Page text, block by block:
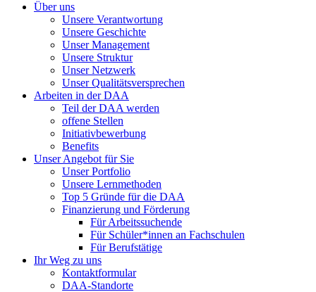
Über uns
Unsere Verantwortung
Unsere Geschichte
Unser Management
Unsere Struktur
Unser Netzwerk
Unser Qualitätsversprechen
Arbeiten in der DAA
Teil der DAA werden
offene Stellen
Initiativbewerbung
Benefits
Unser Angebot für Sie
Unser Portfolio
Unsere Lernmethoden
Top 5 Gründe für die DAA
Finanzierung und Förderung
Für Arbeitssuchende
Für Schüler*innen an Fachschulen
Für Berufstätige
Ihr Weg zu uns
Kontaktformular
DAA-Standorte